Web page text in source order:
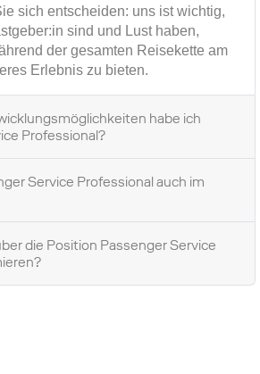
sich entscheiden: uns ist wichtig,
sind und Lust haben,
der gesamten Reisekette am
Erlebnis zu bieten.
habe ich
Professional?
Service Professional auch im
die Position Passenger Service